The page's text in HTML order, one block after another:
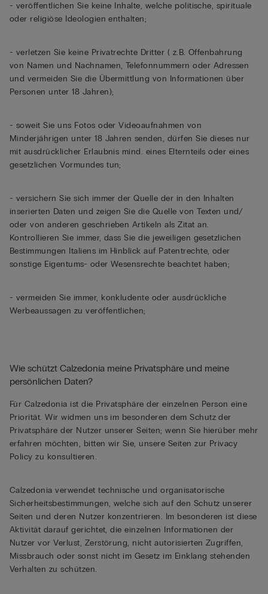
- veröffentlichen Sie keine Inhalte, welche politische, spirituale
oder religiöse Ideologien enthalten;
- verletzen Sie keine Privatrechte Dritter ( z.B. Offenbahrung
von Namen und Nachnamen, Telefonnummern oder Adressen
und vermeiden Sie die Übermittlung von Informationen über
Personen unter 18 Jahren);
- soweit Sie uns Fotos oder Videoaufnahmen von
Minderjährigen unter 18 Jahren senden, dürfen Sie dieses nur
mit ausdrücklicher Erlaubnis mind. eines Elternteils oder eines
gesetzlichen Vormundes tun;
- versichern Sie sich immer der Quelle der in den Inhalten
inserierten Daten und zeigen Sie die Quelle von Texten und/
oder von anderen geschrieben Artikeln als Zitat an.
Kontrollieren Sie immer, dass Sie die jeweiligen gesetzlichen
Bestimmungen Italiens im Hinblick auf Patentrechte, oder
sonstige Eigentums- oder Wesensrechte beachtet haben;
- vermeiden Sie immer, konkludente oder ausdrückliche
Werbeaussagen zu veröffentlichen;
Wie schützt Calzedonia meine Privatsphäre und meine
persönlichen Daten?
Für Calzedonia ist die Privatsphäre der einzelnen Person eine
Priorität. Wir widmen uns im besonderen dem Schutz der
Privatsphäre der Nutzer unserer Seiten; wenn Sie hierüber mehr
erfahren möchten, bitten wir Sie, unsere Seiten zur Privacy
Policy zu konsultieren.
Calzedonia verwendet technische und organisatorische
Sicherheitsbestimmungen, welche sich auf den Schutz unserer
Seiten und deren Nutzer konzentrieren. Im besonderen ist diese
Aktivität darauf gerichtet, die einzelnen Informationen der
Nutzer vor Verlust, Zerstörung, nicht autorisierten Zugriffen,
Missbrauch oder sonst nicht im Gesetz im Einklang stehenden
Verhalten zu schützen.